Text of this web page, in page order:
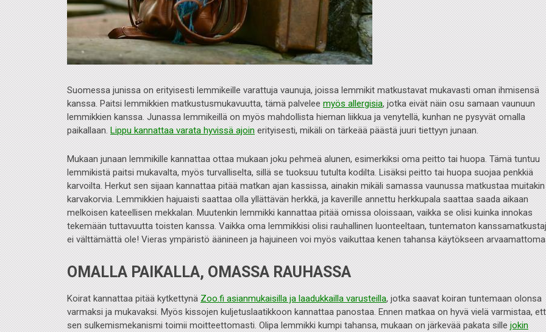
Suomessa junissa on erityisesti lemmikeille varattuja vaunuja, joissa lemmikit matkustavat mukavasti oman ihmisensä
kanssa. Paitsi lemmikkien matkustusmukavuutta, tämä palvelee myös allergisia, jotka eivät näin osu samaan vaunuun
lemmikkien kanssa. Junassa lemmikeillä on myös mahdollista hieman liikkua ja venytellä, kunhan ne pysyvät omalla
paikallaan. Lippu kannattaa varata hyvissä ajoin erityisesti, mikäli on tärkeää päästä juuri tiettyyn junaan.
Mukaan junaan lemmikille kannattaa ottaa mukaan joku pehmeä alunen, esimerkiksi oma peitto tai huopa. Tämä tuntuu
lemmikistä paitsi mukavalta, myös turvalliselta, sillä se tuoksuu tutulta kodilta. Lisäksi peitto tai huopa suojaa penkkiä
karvoilta. Herkut sen sijaan kannattaa pitää matkan ajan kassissa, ainakin mikäli samassa vaunussa matkustaa muitakin
karvakorvia. Lemmikkien hajuaisti saattaa olla yllättävän herkkä, ja kaverille annettu herkkupala saattaa saada aikaan
melkoisen kateellisen mekkalan. Muutenkin lemmikki kannattaa pitää omissa oloissaan, vaikka se olisi kuinka innokas
tekemään tuttavuutta toisten kanssa. Vaikka oma lemmikkisi olisi rauhallinen luonteeltaan, tuntematon
ei välttämättä ole! Vieras ympäristö äänineen ja hajuineen voi myös vaikuttaa kenen tahansa käytökseen
OMALLA PAIKALLA, OMASSA RAUHASSA
Koirat kannattaa pitää kytkettynä Zoo.fi asianmukaisilla ja laadukkailla varusteilla, jotka saavat koiran tuntemaan olonsa
varmaksi ja mukavaksi. Myös kissojen kuljetuslaatikkoon kannattaa panostaa. Ennen matkaa on hyvä vielä varmistaa,
sen sulkemismekanismi toimii moitteettomasti. Olipa lemmikki kumpi tahansa, mukaan on järkevää pakata sille jokin